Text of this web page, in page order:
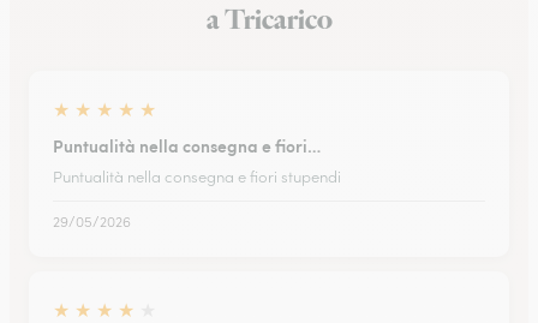
a Tricarico
★ ★ ★ ★ ★
Puntualità nella consegna e fiori…
Puntualità nella consegna e fiori stupendi
29/05/2026
★ ★ ★ ★